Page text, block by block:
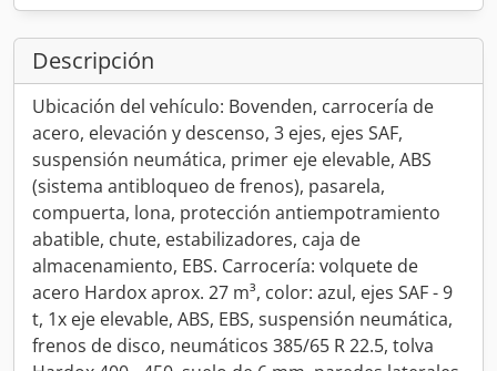
Descripción
Ubicación del vehículo: Bovenden, carrocería de
acero, elevación y descenso, 3 ejes, ejes SAF,
suspensión neumática, primer eje elevable, ABS
(sistema antibloqueo de frenos), pasarela,
compuerta, lona, protección antiempotramiento
abatible, chute, estabilizadores, caja de
almacenamiento, EBS. Carrocería: volquete de
acero Hardox aprox. 27 m³, color: azul, ejes SAF - 9
t, 1x eje elevable, ABS, EBS, suspensión neumática,
frenos de disco, neumáticos 385/65 R 22.5, tolva